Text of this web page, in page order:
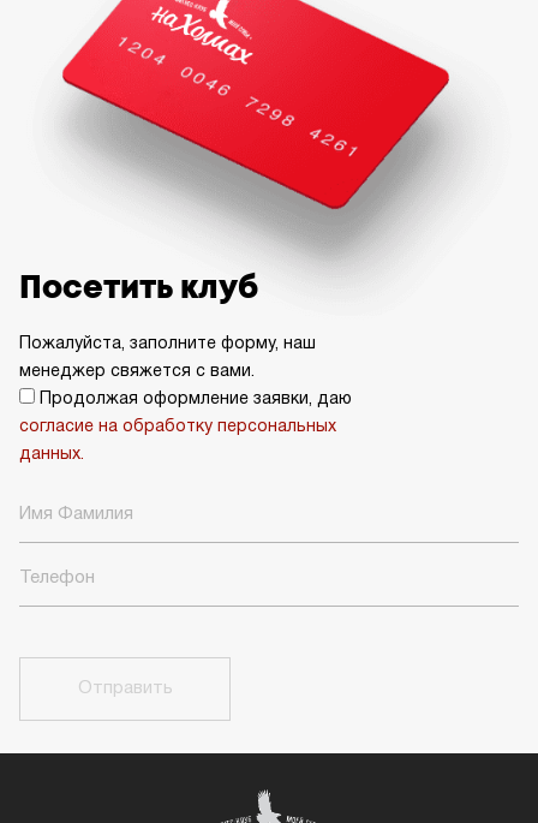
Посетить клуб
Пожалуйста, заполните форму, наш
менеджер свяжется с вами.
Продолжая оформление заявки, даю
согласие на обработку персональных
данных.
Отправить